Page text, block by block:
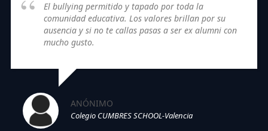
El bullying permitido y tapado por toda la
comunidad educativa. Los valores brillan por su
ausencia y si no te callas pasas a ser ex alumni con
mucho gusto.
ANÓNIMO
Colegio CUMBRES SCHOOL-Valencia